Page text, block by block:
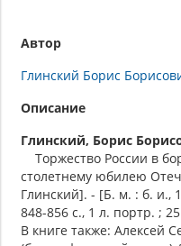
Автор
Глинский Борис
Описание
Глинский, Борис
Торжество России в
столетнему юбилею
Глинский]. - [Б. м. : б. и.,
848-856 с., 1 л. портр. ;
В книге также: Алексей